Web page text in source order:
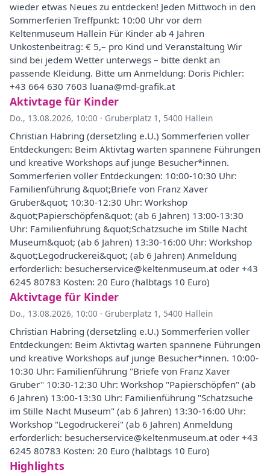
wieder etwas Neues zu entdecken! Jeden Mittwoch in den
Sommerferien Treffpunkt: 10:00 Uhr vor dem
Keltenmuseum Hallein Für Kinder ab 4 Jahren
Unkostenbeitrag: € 5,– pro Kind und Veranstaltung Wir
sind bei jedem Wetter unterwegs – bitte denkt an
passende Kleidung. Bitte um Anmeldung: Doris Pichler:
+43 664 630 7603 luana@md-grafik.at
Aktivtage für Kinder
Do., 13.08.2026, 10:00 · Gruberplatz 1, 5400 Hallein
Christian Habring (dersetzling e.U.) Sommerferien voller
Entdeckungen: Beim Aktivtag warten spannene Führungen
und kreative Workshops auf junge Besucher*innen.
Sommerferien voller Entdeckungen: 10:00-10:30 Uhr:
Familienführung &quot;Briefe von Franz Xaver
Gruber&quot; 10:30-12:30 Uhr: Workshop
&quot;Papierschöpfen&quot; (ab 6 Jahren) 13:00-13:30
Uhr: Familienführung &quot;Schatzsuche im Stille Nacht
Museum&quot; (ab 6 Jahren) 13:30-16:00 Uhr: Workshop
&quot;Legodruckerei&quot; (ab 6 Jahren) Anmeldung
erforderlich: besucherservice@keltenmuseum.at oder +43
6245 80783 Kosten: 20 Euro (halbtags 10 Euro)
Aktivtage für Kinder
Do., 13.08.2026, 10:00 · Gruberplatz 1, 5400 Hallein
Christian Habring (dersetzling e.U.) Sommerferien voller
Entdeckungen: Beim Aktivtag warten spannene Führungen
und kreative Workshops auf junge Besucher*innen. 10:00-
10:30 Uhr: Familienführung "Briefe von Franz Xaver
Gruber" 10:30-12:30 Uhr: Workshop "Papierschöpfen" (ab
6 Jahren) 13:00-13:30 Uhr: Familienführung "Schatzsuche
im Stille Nacht Museum" (ab 6 Jahren) 13:30-16:00 Uhr:
Workshop "Legodruckerei" (ab 6 Jahren) Anmeldung
erforderlich: besucherservice@keltenmuseum.at oder +43
6245 80783 Kosten: 20 Euro (halbtags 10 Euro)
Highlights